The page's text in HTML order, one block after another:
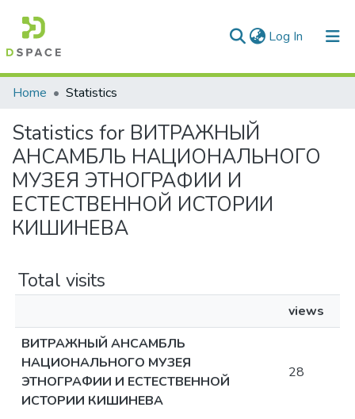
Log In (current)
Communities & Collections
All of DSpace
Home Statistics
Statistics for ВИТРАЖНЫЙ
АНСАМБЛЬ НАЦИОНАЛЬНОГО
МУЗЕЯ ЭТНОГРАФИИ И
ЕСТЕСТВЕННОЙ ИСТОРИИ
КИШИНЕВA
Total visits
views
ВИТРАЖНЫЙ АНСАМБЛЬ
НАЦИОНАЛЬНОГО МУЗЕЯ
ЭТНОГРАФИИ И ЕСТЕСТВЕННОЙ
ИСТОРИИ КИШИНЕВA
28